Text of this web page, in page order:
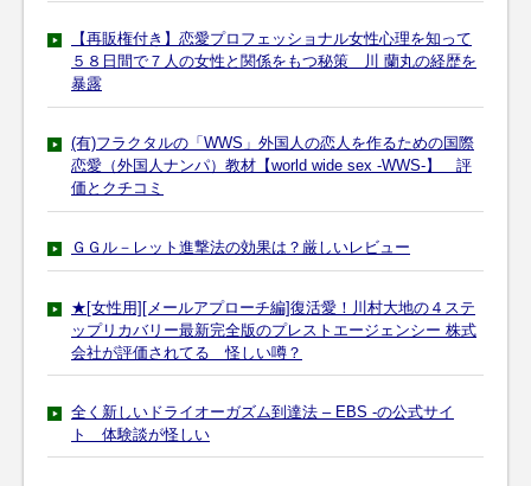
【再販権付き】恋愛プロフェッショナル女性心理を知って
５８日間で７人の女性と関係をもつ秘策 川 蘭丸の経歴を
暴露
(有)フラクタルの「WWS」外国人の恋人を作るための国際
恋愛（外国人ナンパ）教材【world wide sex -WWS-】 評
価とクチコミ
ＧＧル－レット進撃法の効果は？厳しいレビュー
★[女性用][メールアプローチ編]復活愛！川村大地の４ステ
ップリカバリー最新完全版のプレストエージェンシー 株式
会社が評価されてる 怪しい噂？
全く新しいドライオーガズム到達法 – EBS -の公式サイ
ト 体験談が怪しい